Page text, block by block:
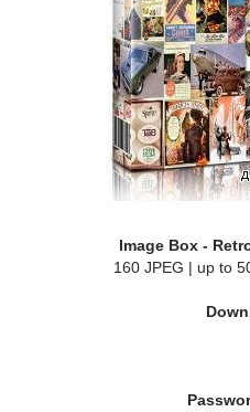
Image Box -
160 JPEG | up to